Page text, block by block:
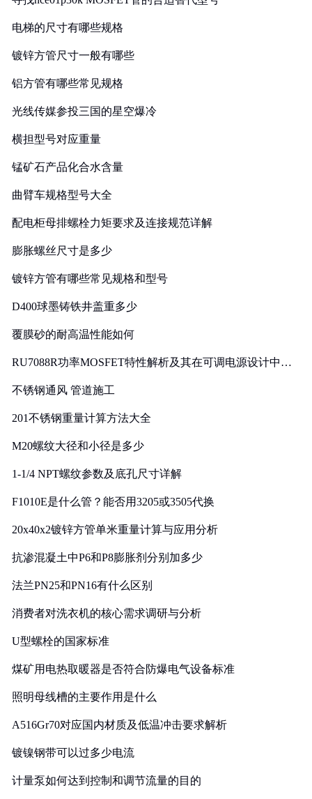
电梯的尺寸有哪些规格
镀锌方管尺寸一般有哪些
铝方管有哪些常见规格
光线传媒参投三国的星空爆冷
横担型号对应重量
锰矿石产品化合水含量
曲臂车规格型号大全
配电柜母排螺栓力矩要求及连接规范详解
膨胀螺丝尺寸是多少
镀锌方管有哪些常见规格和型号
D400球墨铸铁井盖重多少
覆膜砂的耐高温性能如何
RU7088R功率MOSFET特性解析及其在可调电源设计中的
不锈钢通风 管道施工
201不锈钢重量计算方法大全
M20螺纹大径和小径是多少
1-1/4 NPT螺纹参数及底孔尺寸详解
F1010E是什么管？能否用3205或3505代换
20x40x2镀锌方管单米重量计算与应用分析
抗渗混凝土中P6和P8膨胀剂分别加多少
法兰PN25和PN16有什么区别
消费者对洗衣机的核心需求调研与分析
U型螺栓的国家标准
煤矿用电热取暖器是否符合防爆电气设备标准
照明母线槽的主要作用是什么
A516Gr70对应国内材质及低温冲击要求解析
镀镍钢带可以过多少电流
计量泵如何达到控制和调节流量的目的